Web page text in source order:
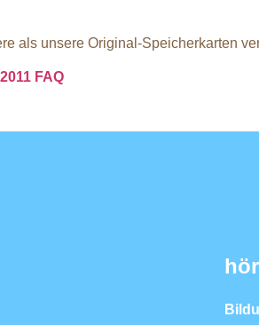
als unsere Original-Speicherkarten
FAQ